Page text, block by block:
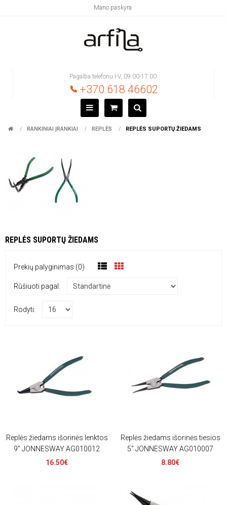
Mano paskyra
Pagalba telefonu I-V, 09:00-17:00:
+370 618 46602
RANKINIAI ĮRANKIAI REPLĖS REPLĖS SUPORTŲ ŽIEDAMS
REPLĖS SUPORTŲ ŽIEDAMS
Prekių palyginimas (0)
Rūšiuoti pagal:
Rodyti:
Replės žiedams išorinės lenktos
9" JONNESWAY AG010012
16.50€
Replės žiedams išorinės tiesios
5" JONNESWAY AG010007
8.80€